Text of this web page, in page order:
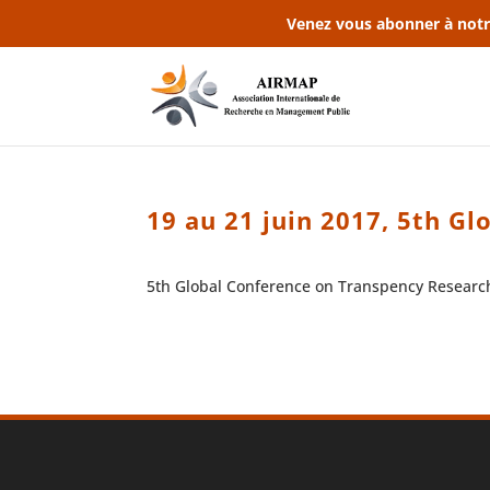
Venez vous abonner à
19 au 21 juin 2017, 5th
5th Global Conference on Transpency